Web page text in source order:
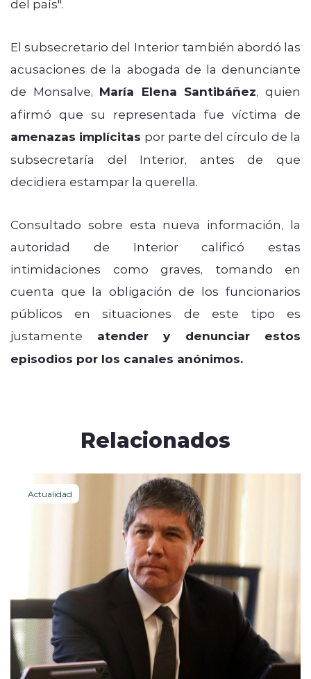
del país".
El subsecretario del Interior también abordó las
acusaciones de la abogada de la denunciante
de Monsalve, María Elena Santibáñez, quien
afirmó que su representada fue víctima de
amenazas implícitas por parte del círculo de la
subsecretaría del Interior, antes de que
decidiera estampar la querella.
Consultado sobre esta nueva información, la
autoridad de Interior calificó estas
intimidaciones como graves, tomando en
cuenta que la obligación de los funcionarios
públicos en situaciones de este tipo es
justamente atender y denunciar estos
episodios por los canales anónimos.
Relacionados
Actualidad